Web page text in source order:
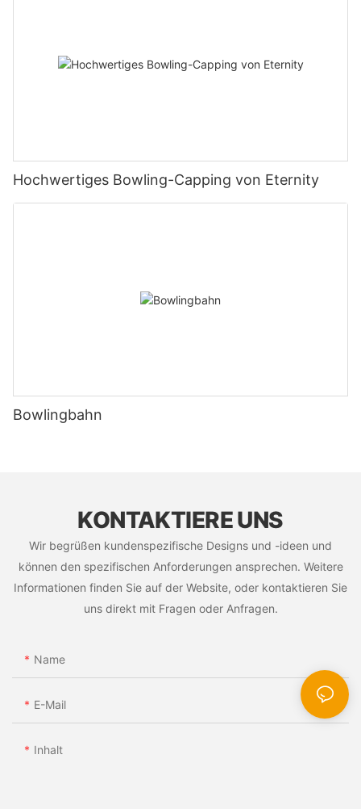
Hochwertiges Bowling-Capping von Eternity
Bowlingbahn
KONTAKTIERE UNS
Wir begrüßen kundenspezifische Designs und -ideen und
können den spezifischen Anforderungen ansprechen. Weitere
Informationen finden Sie auf der Website, oder kontaktieren Sie
uns direkt mit Fragen oder Anfragen.
Name
E-Mail
Inhalt